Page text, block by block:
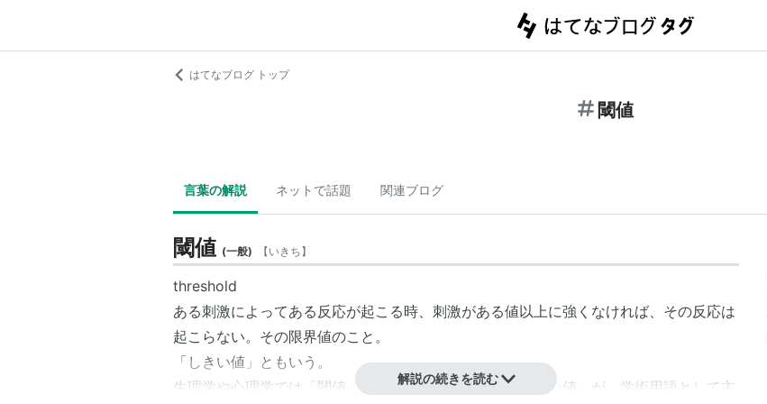
はてなブログ トップ
閾値
言葉の解説 ネットで話題 関連ブログ
閾値 (一般) 【いきち】
threshold
ある刺激によってある反応が起こる時、刺激がある値以上に強くなければ、その反応は
起こらない。その限界値のこと。
「しきい値」ともいう。
生理学や心理学では「閾値」が、物理学や工学では「しきい値」が、学術用語として主
解説の続きを読む